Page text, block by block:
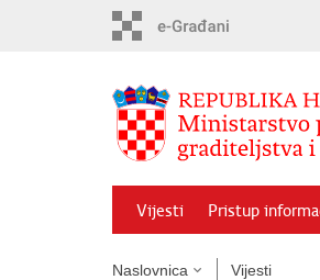
Vijesti Pristup
Naslovnica Vijesti